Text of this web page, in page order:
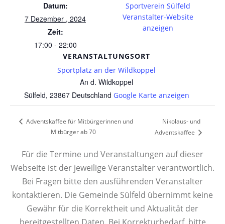
Datum:
7 Dezember , 2024
Zeit:
17:00 - 22:00
VERANSTALTUNGSORT
Sportplatz an der Wildkoppel
An d. Wildkoppel
Sülfeld, 23867 Deutschland Google Karte anzeigen
Sportverein Sülfeld
Veranstalter-Website
anzeigen
Adventskaffee für Mitbürgerinnen und
Mitbürger ab 70
Nikolaus- und
Adventskaffee
Für die Termine und Veranstaltungen auf dieser
Webseite ist der jeweilige Veranstalter verantwortlich.
Bei Fragen bitte den ausführenden Veranstalter
kontaktieren. Die Gemeinde Sülfeld übernimmt keine
Gewähr für die Korrektheit und Aktualität der